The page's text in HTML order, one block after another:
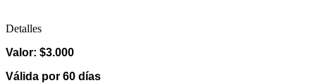
Detalles
Valor: $3.000
Válida por 60 días